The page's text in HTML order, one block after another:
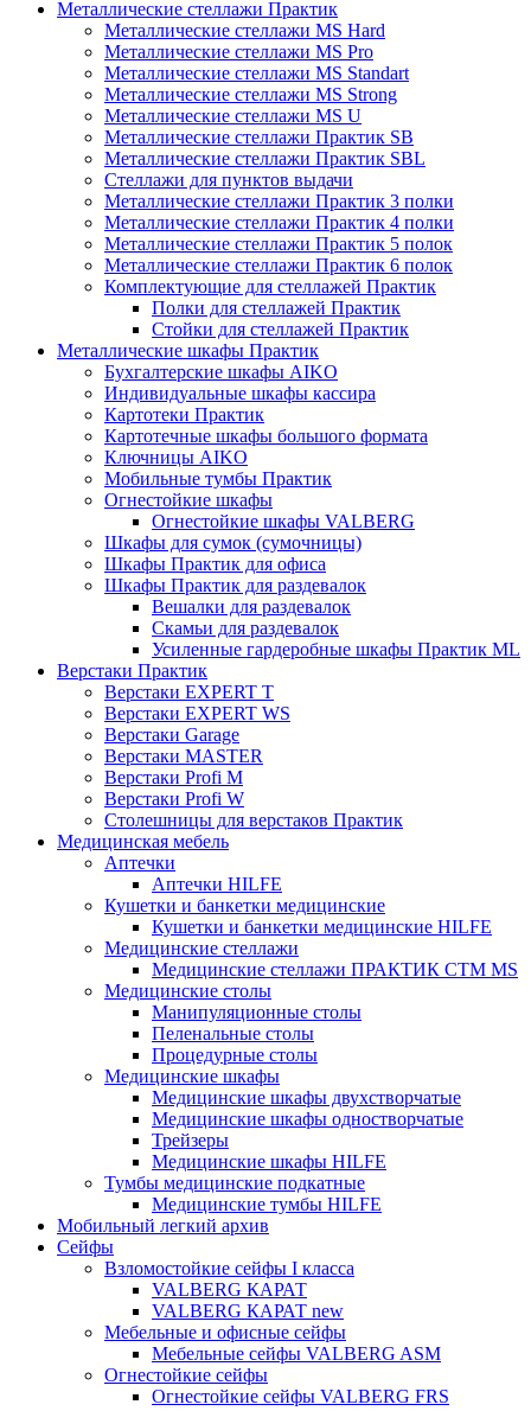
Металлические стеллажи Практик
Металлические стеллажи MS Hard
Металлические стеллажи MS Pro
Металлические стеллажи MS Standart
Металлические стеллажи MS Strong
Металлические стеллажи MS U
Металлические стеллажи Практик SB
Металлические стеллажи Практик SBL
Стеллажи для пунктов выдачи
Металлические стеллажи Практик 3 полки
Металлические стеллажи Практик 4 полки
Металлические стеллажи Практик 5 полок
Металлические стеллажи Практик 6 полок
Комплектующие для стеллажей Практик
Полки для стеллажей Практик
Стойки для стеллажей Практик
Металлические шкафы Практик
Бухгалтерские шкафы AIKO
Индивидуальные шкафы кассира
Картотеки Практик
Картотечные шкафы большого формата
Ключницы AIKO
Мобильные тумбы Практик
Огнестойкие шкафы
Огнестойкие шкафы VALBERG
Шкафы для сумок (сумочницы)
Шкафы Практик для офиса
Шкафы Практик для раздевалок
Вешалки для раздевалок
Скамьи для раздевалок
Усиленные гардеробные шкафы Практик ML
Верстаки Практик
Верстаки EXPERT T
Верстаки EXPERT WS
Верстаки Garage
Верстаки MASTER
Верстаки Profi M
Верстаки Profi W
Столешницы для верстаков Практик
Медицинская мебель
Аптечки
Аптечки HILFE
Кушетки и банкетки медицинские
Кушетки и банкетки медицинские HILFE
Медицинские стеллажи
Медицинские стеллажи ПРАКТИК СТМ MS
Медицинские столы
Манипуляционные столы
Пеленальные столы
Процедурные столы
Медицинские шкафы
Медицинские шкафы двухстворчатые
Медицинские шкафы одностворчатые
Трейзеры
Медицинские шкафы HILFE
Тумбы медицинские подкатные
Медицинские тумбы HILFE
Мобильный легкий архив
Сейфы
Взломостойкие сейфы I класса
VALBERG КАРАТ
VALBERG КАРАТ new
Мебельные и офисные сейфы
Мебельные сейфы VALBERG ASM
Огнестойкие сейфы
Огнестойкие сейфы VALBERG FRS